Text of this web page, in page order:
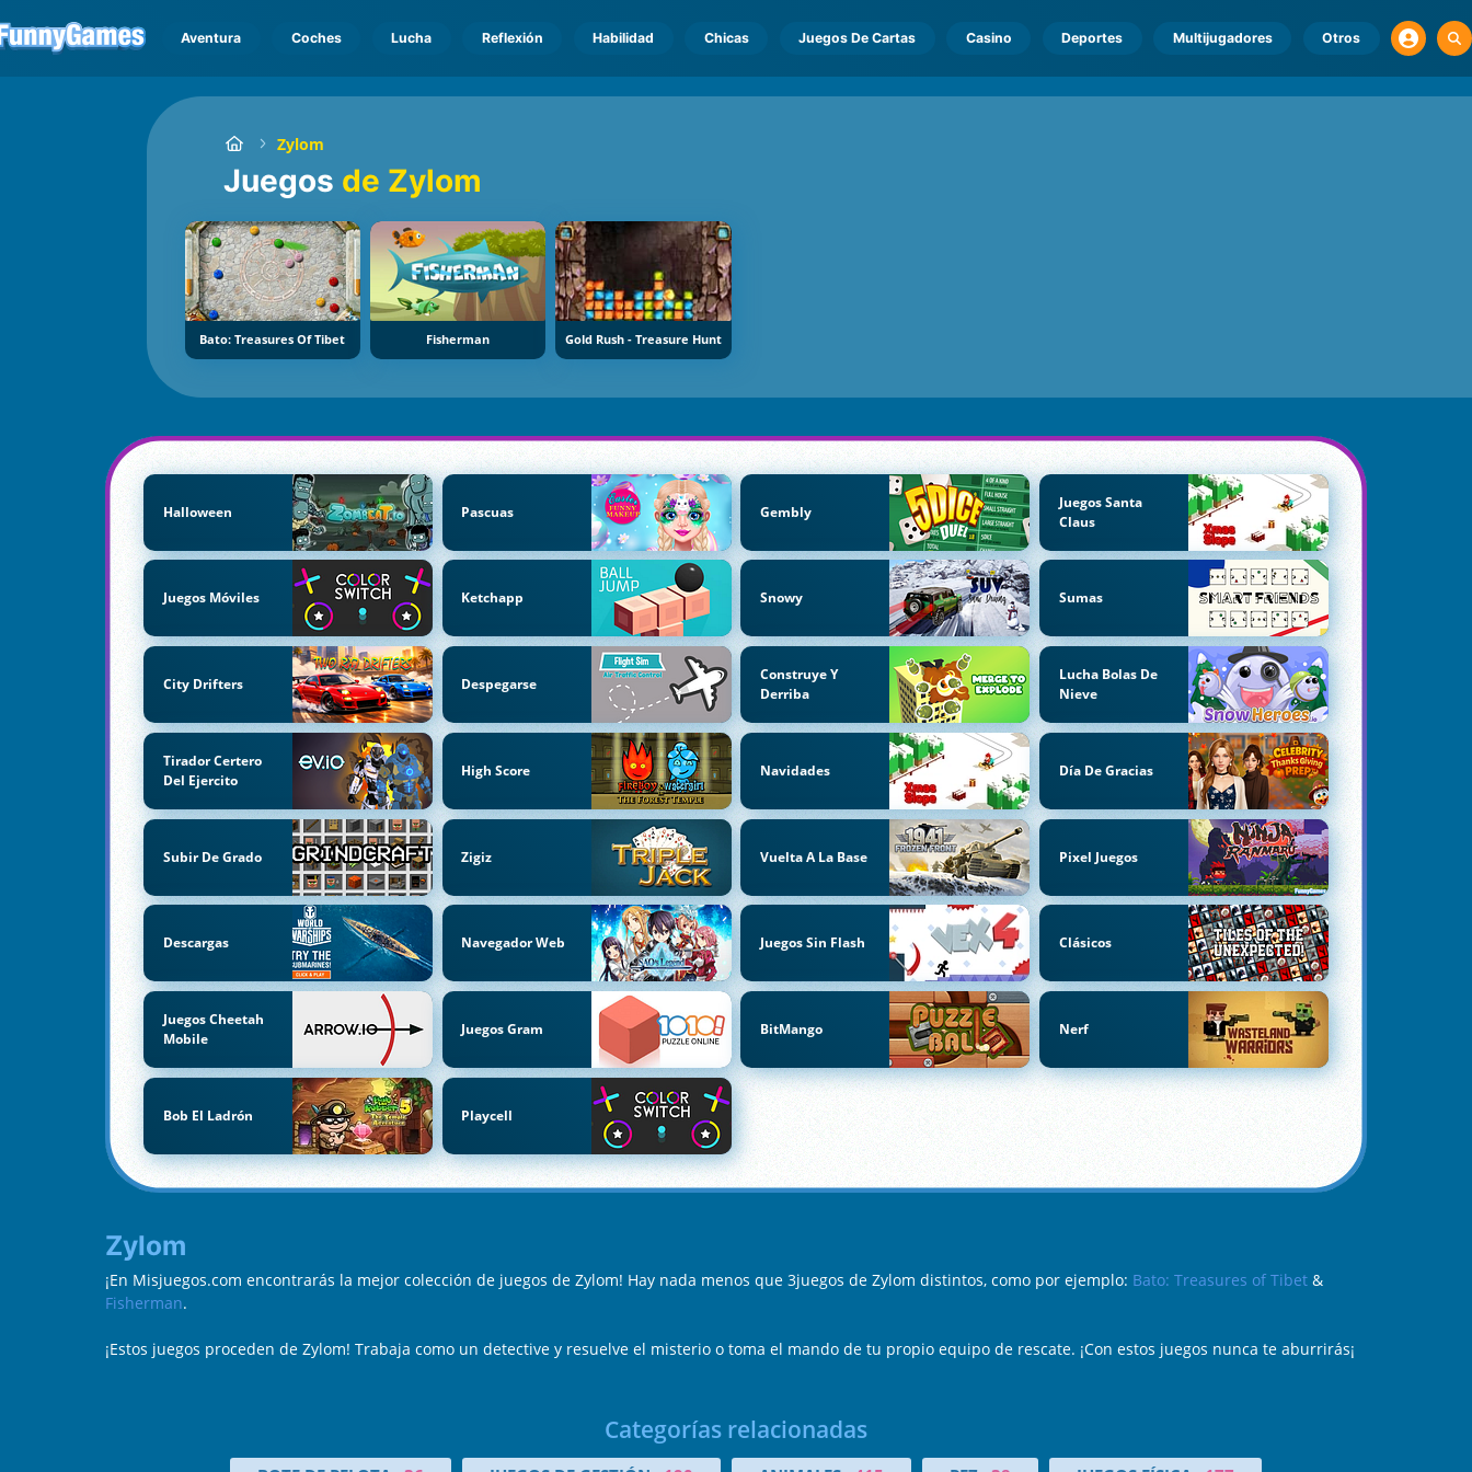
Aventura Coches Lucha Reflexión Habilidad Chicas Juegos De Cartas Casino Deportes Multijugadores Otros
Zylom
Juegos de Zylom
Bato: Treasures Of Tibet Fisherman Gold Rush - Treasure Hunt
Halloween Pascuas Gembly
Juegos Santa
Claus
Juegos Móviles Ketchapp Snowy Sumas
City Drifters Despegarse
Construye Y
Derriba
Lucha Bolas De
Nieve
Tirador Certero
Del Ejercito
High Score Navidades Día De Gracias
Subir De Grado Zigiz Vuelta A La Base Pixel Juegos
Descargas Navegador Web Juegos Sin Flash Clásicos
Juegos Cheetah
Mobile
Juegos Gram BitMango Nerf
Bob El Ladrón Playcell
Zylom
¡En Misjuegos.com encontrarás la mejor colección de juegos de Zylom! Hay nada menos que 3juegos de Zylom distintos, como por ejemplo: Bato: Treasures of Tibet &
Fisherman.
¡Estos juegos proceden de Zylom! Trabaja como un detective y resuelve el misterio o toma el mando de tu propio equipo de rescate. ¡Con estos juegos nunca te aburrirás¡
Categorías relacionadas